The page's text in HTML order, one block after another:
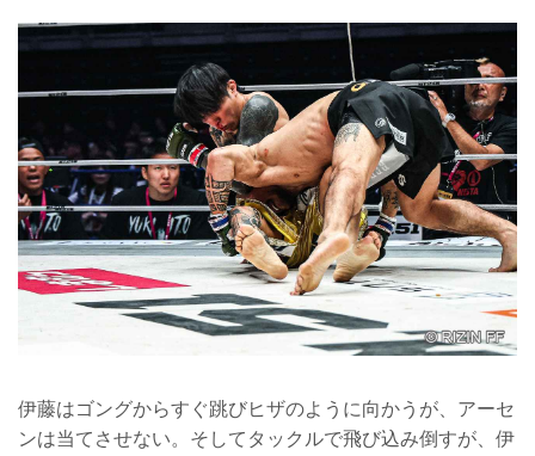
伊藤はゴングからすぐ跳びヒザのように向かうが、アーセ
ンは当てさせない。そしてタックルで飛び込み倒すが、伊